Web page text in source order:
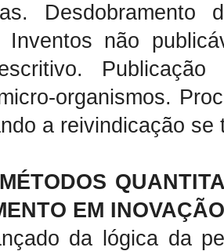
Inventos não
organismos.
a reivindicação
EM
da lógica da